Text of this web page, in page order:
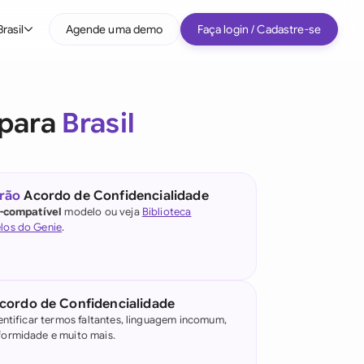
IA jurídica
Agende uma demo Faça login / Cadastre-se
Brasil
Acordo de Confidencialidade
compatível modelo ou veja Biblioteca
do Genie.
de Confidencialidade
termos faltantes, linguagem incomum,
e muito mais.